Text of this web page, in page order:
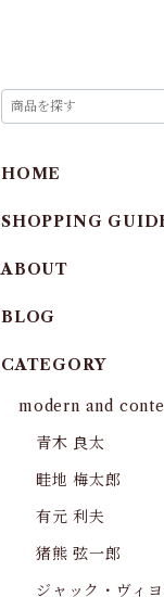
HOME
SHOPPING
ABOUT
BLOG
CATEGORY
modern and
青木 良太
畦地 梅太郎
有元 利夫
猪熊 弦一郎
ジャック・ヴィ